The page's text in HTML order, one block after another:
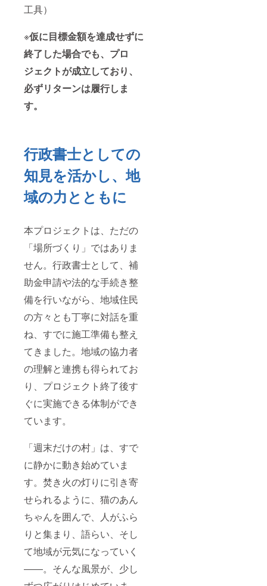
工具）
※仮に目標金額を達成せずに
終了した場合でも、プロ
ジェクトが成立しており、
必ずリターンは履行しま
す。
行政書士としての
知見を活かし、地
域の力とともに
本プロジェクトは、ただの
「場所づくり」ではありま
せん。行政書士として、補
助金申請や法的な手続き整
備を行いながら、地域住民
の方々とも丁寧に対話を重
ね、すでに施工準備も整え
てきました。地域の協力者
の理解と連携も得られてお
り、プロジェクト終了後す
ぐに実施できる体制ができ
ています。
「週末だけの村」は、すで
に静かに動き始めていま
す。焚き火の灯りに引き寄
せられるように、猫のあん
ちゃんを囲んで、人がふら
りと集まり、語らい、そし
て地域が元気になっていく
――。そんな風景が、少し